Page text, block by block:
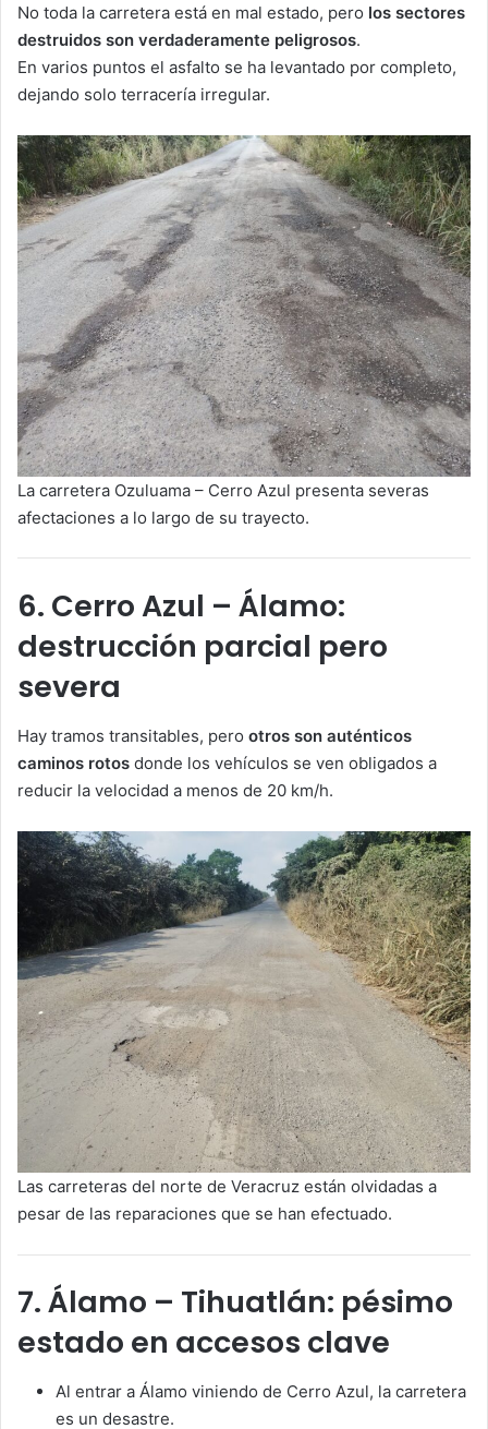
No toda la carretera está en mal estado, pero los sectores
destruidos son verdaderamente peligrosos.
En varios puntos el asfalto se ha levantado por completo,
dejando solo terracería irregular.
La carretera Ozuluama – Cerro Azul presenta severas
afectaciones a lo largo de su trayecto.
6. Cerro Azul – Álamo:
destrucción parcial pero
severa
Hay tramos transitables, pero otros son auténticos
caminos rotos donde los vehículos se ven obligados a
reducir la velocidad a menos de 20 km/h.
Las carreteras del norte de Veracruz están olvidadas a
pesar de las reparaciones que se han efectuado.
7. Álamo – Tihuatlán: pésimo
estado en accesos clave
Al entrar a Álamo viniendo de Cerro Azul, la carretera
es un desastre.